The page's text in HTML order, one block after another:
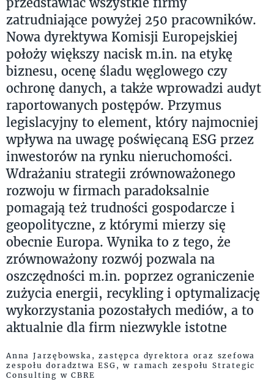
zatrudniające powyżej 250 pracowników.
Nowa dyrektywa Komisji Europejskiej
położy większy nacisk m.in. na etykę
biznesu, ocenę śladu węglowego czy
ochronę danych, a także wprowadzi audyt
raportowanych postępów. Przymus
legislacyjny to element, który najmocniej
wpływa na uwagę poświęcaną ESG przez
inwestorów na rynku nieruchomości.
Wdrażaniu strategii zrównoważonego
rozwoju w firmach paradoksalnie
pomagają też trudności gospodarcze i
geopolityczne, z którymi mierzy się
obecnie Europa. Wynika to z tego, że
zrównoważony rozwój pozwala na
oszczędności m.in. poprzez ograniczenie
zużycia energii, recykling i optymalizację
wykorzystania pozostałych mediów, a to
aktualnie dla firm niezwykle istotne
Anna Jarzębowska, zastępca dyrektora oraz szefowa
zespołu doradztwa ESG, w ramach zespołu Strategic
Consulting w CBRE